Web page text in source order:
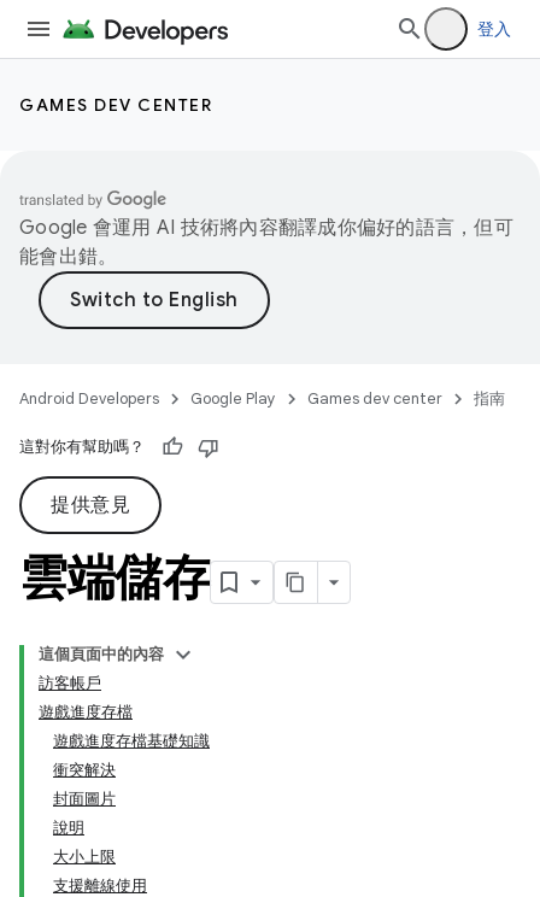
登入
GAMES DEV CENTER
Google 會運用 AI 技術將內容翻譯成你偏好的語言，但可
能會出錯。
Android Developers Google Play Games dev center 指南
這對你有幫助嗎？
提供意見
雲端儲存
這個頁面中的內容
訪客帳戶
遊戲進度存檔
遊戲進度存檔基礎知識
衝突解決
封面圖片
說明
大小上限
支援離線使用